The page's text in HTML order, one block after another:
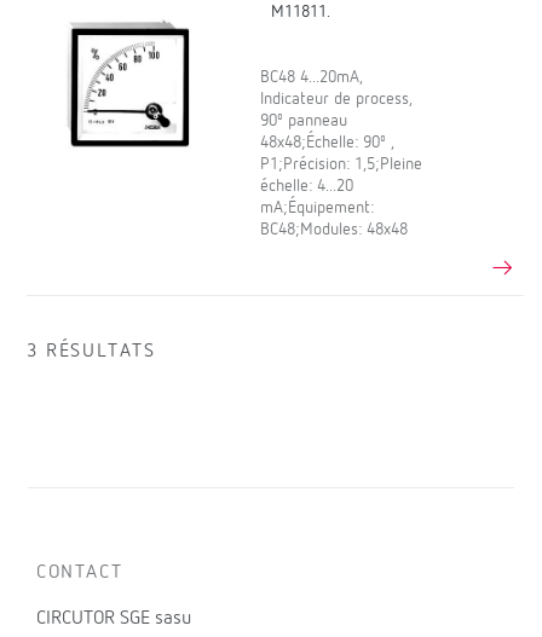
M11811.
BC48 4...20mA,
Indicateur de process,
90º panneau
48x48;Échelle: 90º ,
P1;Précision: 1,5;Pleine
échelle: 4...20
mA;Équipement:
BC48;Modules: 48x48
3 RÉSULTATS
CONTACT
CIRCUTOR SGE sasu